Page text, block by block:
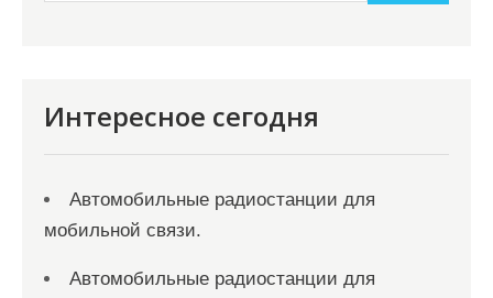
Интересное сегодня
Автомобильные радиостанции для
мобильной связи.
Автомобильные радиостанции для